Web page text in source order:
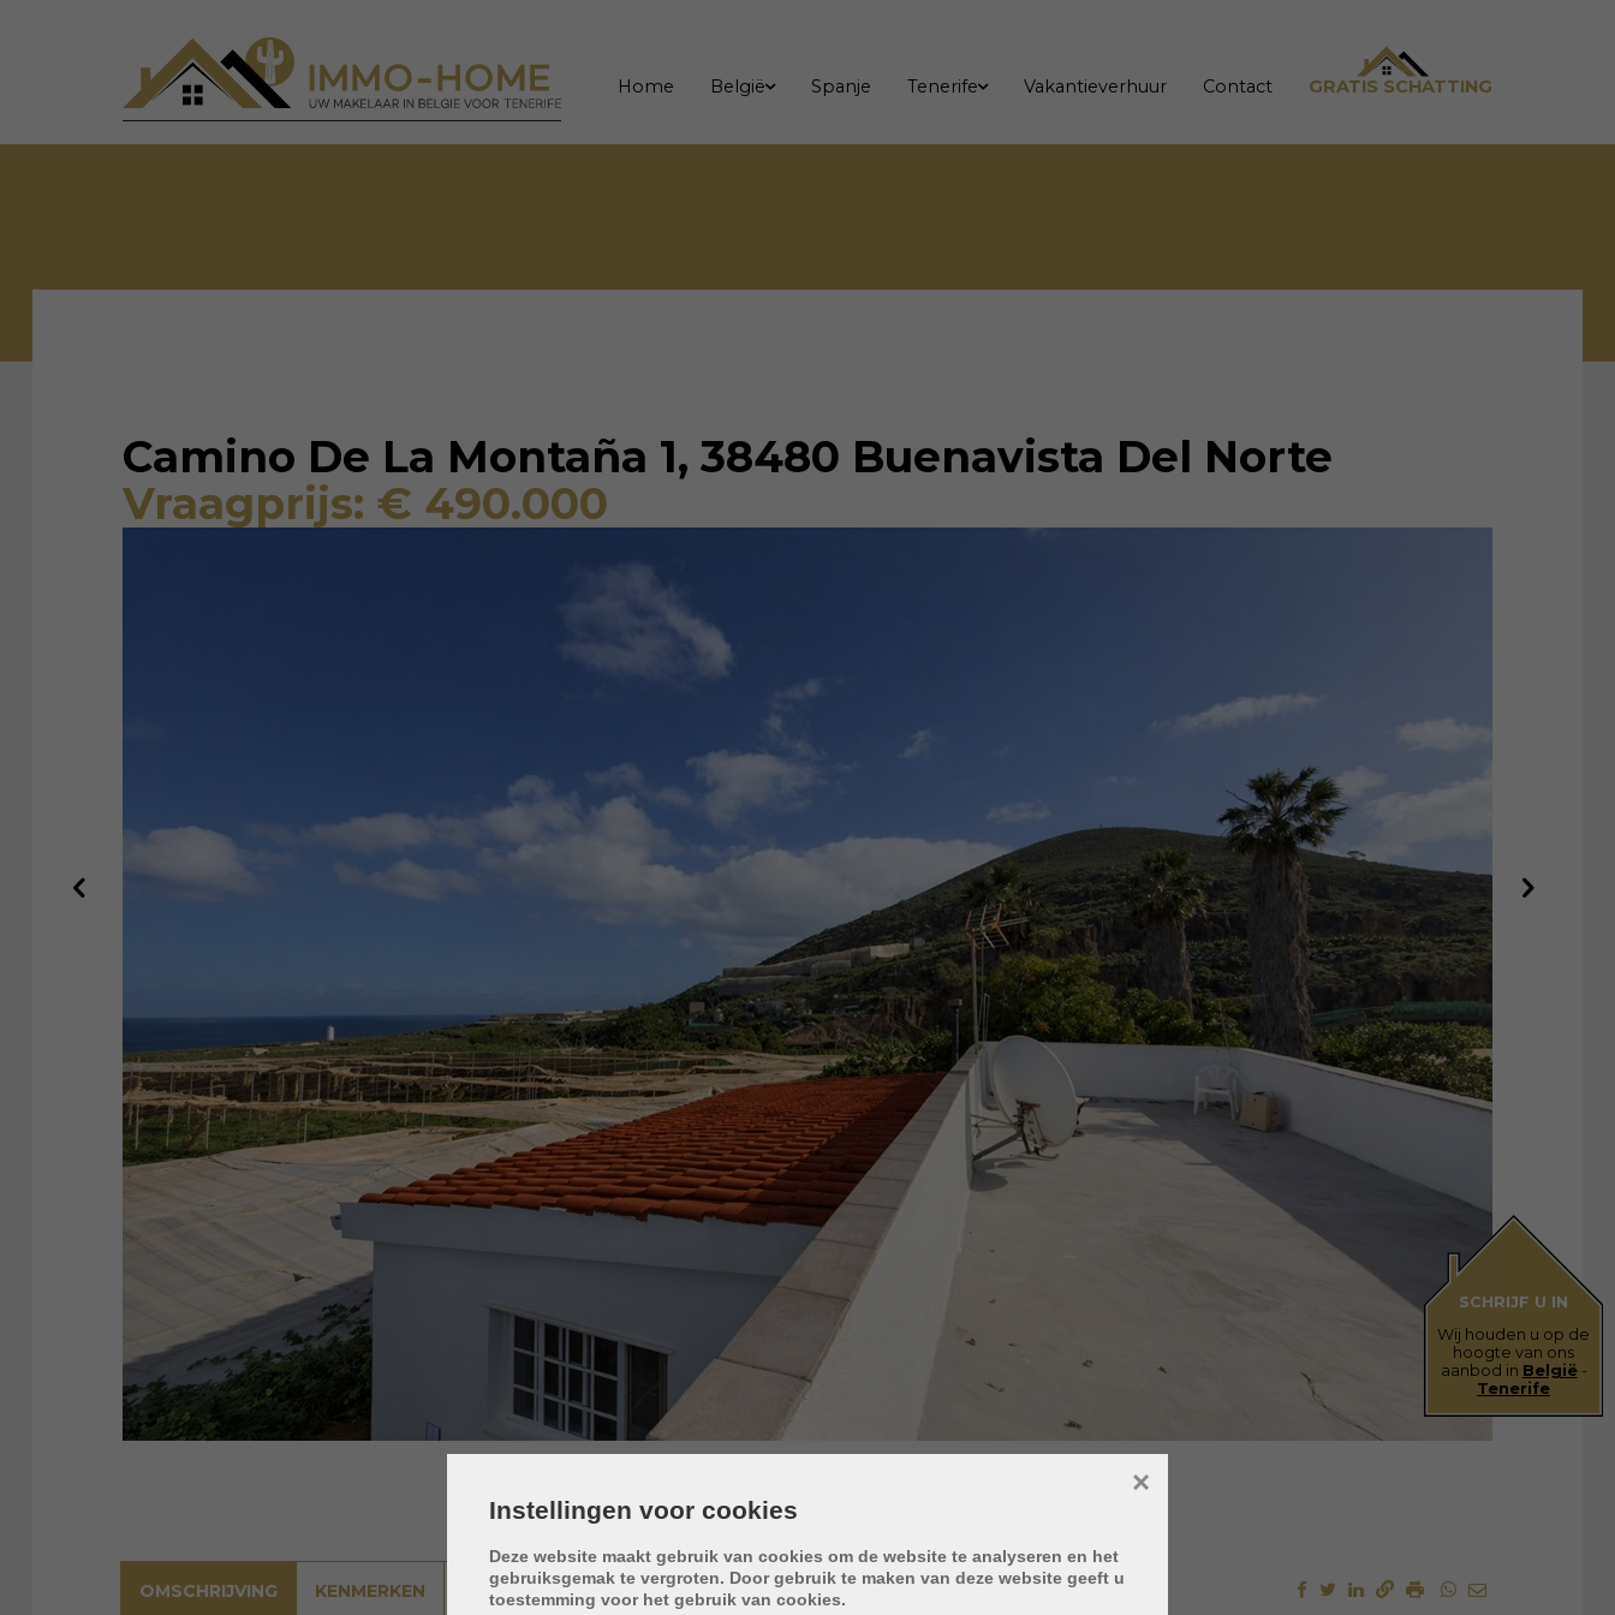
Home België Spanje Tenerife Vakantieverhuur Contact GRATIS SCHATTING
Camino De La Montaña 1, 38480 Buenavista Del Norte
Vraagprijs: € 490.000
OMSCHRIJVING KENMERKEN LIGGING STREETVIEW CONTACT
SCHRIJF U IN
Wij houden u op de
hoogte van ons
aanbod in België-
Tenerife
Instellingen voor cookies
Deze website maakt gebruik van cookies om de website te analyseren en het
gebruiksgemak te vergroten. Door gebruik te maken van deze website geeft u
toestemming voor het gebruik van cookies.
×